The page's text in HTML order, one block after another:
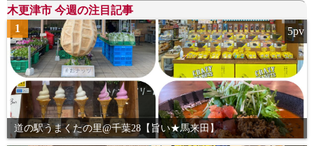
木更津市 今週の注目記事
1
道の駅うまくたの里@千葉28【旨い★馬来田】
5pv